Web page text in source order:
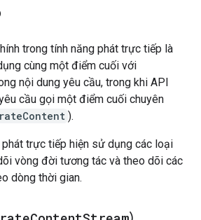
trong tính năng phát trực tiếp là
cùng một điểm cuối với
nội dung yêu cầu, trong khi API
cầu gọi một điểm cuối chuyên
).
trực tiếp hiện sử dụng các loại
vòng đời tương tác và theo dõi các
dòng thời gian.